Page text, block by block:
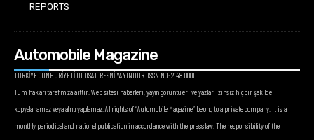
REPORTS
Automobile Magazine
TÜRKİYE CUMHURİYETİ ULUSAL RESMİ YAYINIDIR. ISSN NO: 2148-0001
Tüm hakları tarafımıza aittir. Web sitesi haberleri, yayın görüntüleri ve yazıları izinsiz hiçbir şekilde
kopyalanamaz veya alıntı yapılamaz. All rights of “Automobile Magazine” belong to a private company. It is a
monthly periodical and national publication in accordance with the press law. The responsibility of the